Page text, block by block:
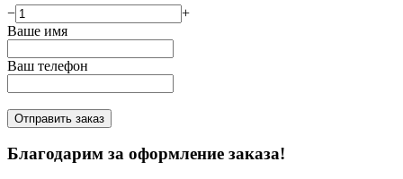
−
+
Ваше имя
Ваш телефон
Отправить заказ
Благодарим за оформление заказа!